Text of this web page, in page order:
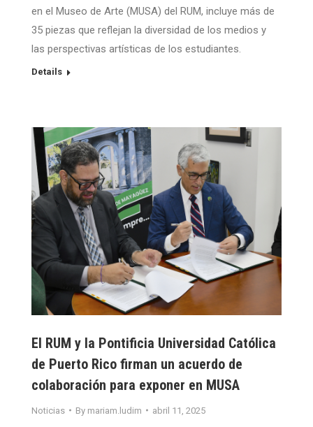
en el Museo de Arte (MUSA) del RUM, incluye más de
35 piezas que reflejan la diversidad de los medios y
las perspectivas artísticas de los estudiantes.
Details
El RUM y la Pontificia Universidad Católica
de Puerto Rico firman un acuerdo de
colaboración para exponer en MUSA
Noticias By mariam.ludim abril 11, 2025